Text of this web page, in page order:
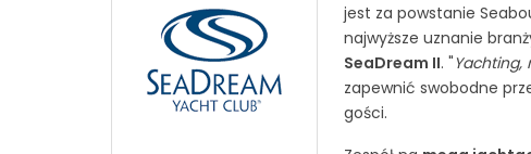
jest za powstanie
najwyższe uznanie
SeaDream II. "Yachting,
zapewnić swobodne
gości.